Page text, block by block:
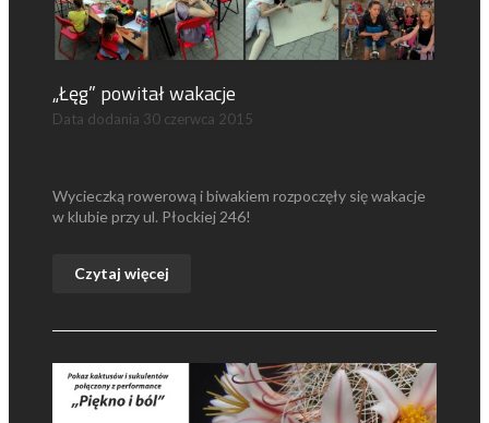
„Łęg” powitał wakacje
Data dodania 30 czerwca 2015
Wycieczką rowerową i biwakiem rozpoczęły się wakacje
w klubie przy ul. Płockiej 246!
Czytaj więcej